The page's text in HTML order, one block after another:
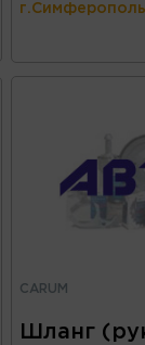
CARUM
Шланг